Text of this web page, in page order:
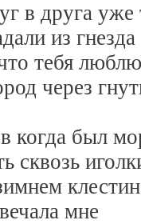
в друга уже
из гнезда
тебя люблю
через
когда был
сквозь
мне